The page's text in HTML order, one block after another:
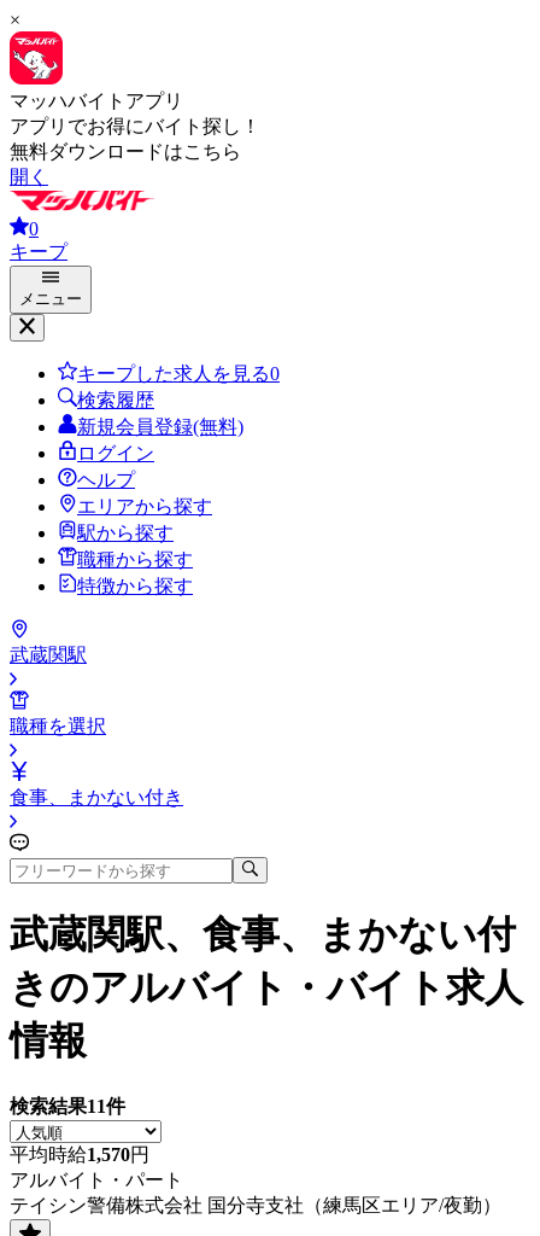
×
マッハバイトアプリ
アプリでお得にバイト探し！
無料ダウンロードはこちら
開く
0
キープ
メニュー
キープした求人を見る0
検索履歴
新規会員登録(無料)
ログイン
ヘルプ
エリアから探す
駅から探す
職種から探す
特徴から探す
武蔵関駅
職種を選択
食事、まかない付き
武蔵関駅、食事、まかない付
きのアルバイト・バイト求人
情報
検索結果11件
平均時給1,570円
アルバイト・パート
テイシン警備株式会社 国分寺支社（練馬区エリア/夜勤）